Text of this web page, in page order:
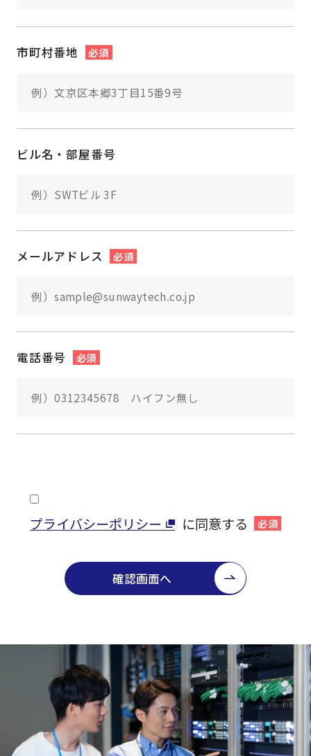
市町村番地 必須
ビル名・部屋番号
メールアドレス 必須
電話番号 必須
プライバシーポリシー に同意する 必須
確認画面へ